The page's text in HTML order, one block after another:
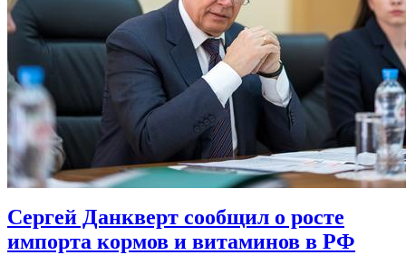
Сергей Данкверт сообщил о росте
импорта кормов и витаминов в РФ